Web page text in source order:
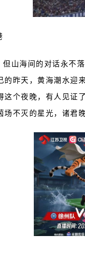
但山海间的对话永不
的昨天，黄海潮水迎
这个夜晚，有人见证
场不灭的星光，诸君